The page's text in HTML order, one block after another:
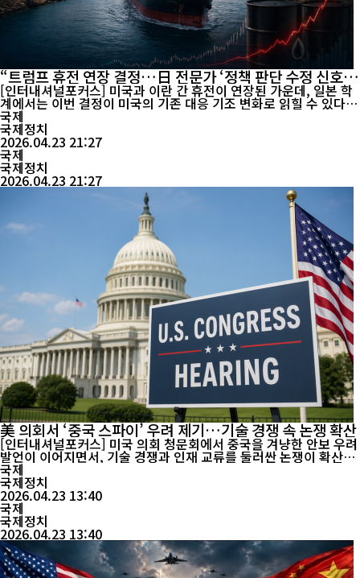
“트럼프 휴전 연장 결정…日 전문가 ‘정책 판단 수정 신호’
해석”
[인터내셔널포커스] 미국과 이란 간 휴전이 연장된 가운데, 일본 학
계에서는 이번 결정이 미국의 기존 대응 기조 변화로 읽힐 수 있다는
분석이 나오고 있다. 일본 아사히신문은 23일 보도를 통해, 도널드
트럼프 미국 대통령이 그동안 휴전 연장에 부정적인 입장을 보여왔
지만 기한 종료를 앞두고 별도의 시한을 명시하지 않은 채 연장을 결
정했다고 전했다. 이에 대해 도시샤대학교 대학원의 미국 정치외교
사 전문가 미...
국제
국제정치
2026.04.23 21:27
국제
국제정치
2026.04.23 21:27
美 의회서 ‘중국 스파이’ 우려 제기…기술 경쟁 속 논쟁 확산
[인터내셔널포커스] 미국 의회 청문회에서 중국을 겨냥한 안보 우려
발언이 이어지면서, 기술 경쟁과 인재 교류를 둘러싼 논쟁이 확산되
고 있다. 홍콩 매체 사우스차이나모닝포스트(SCMP)와 AP통신 등
에 따르면, 현지시간 22일 열린 미 의회 청문회에서 일부 공화당 의
원들은 취업비자와 대학 연구 협력 등 합법적인 제도가 국가 안보에
영향을 미칠 수 있다는 우려를 제기했다. 플로리다주 공화당 상원의
원 애슐리 무디...
국제
국제정치
2026.04.23 13:40
국제
국제정치
2026.04.23 13:40